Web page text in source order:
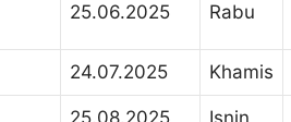
25.06.2025 Rabu
24.07.2025 Khamis